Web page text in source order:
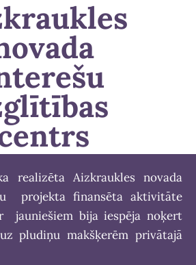
realizēta Aizkraukles novada
projekta finansēta aktivitāte
jauniešiem bija iespēja noķert
pludiņu makšķerēm privātajā